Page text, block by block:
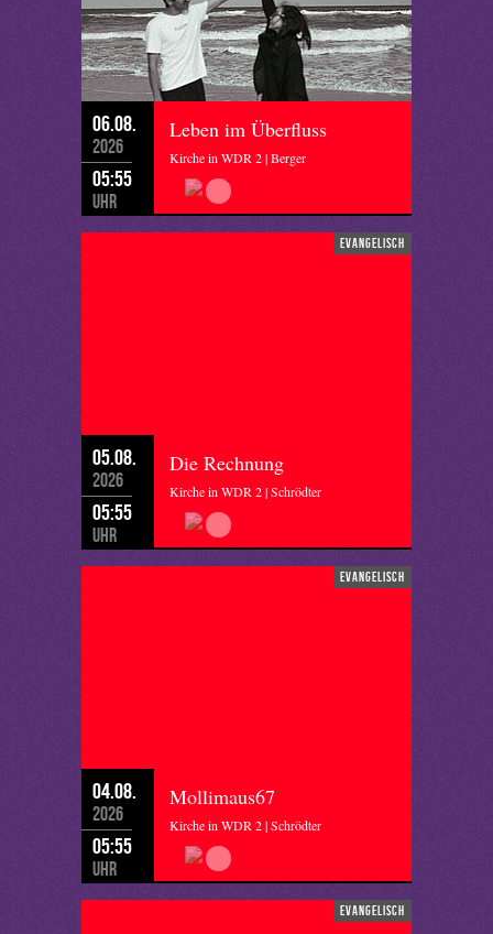
06.08.
2026
05:55
Uhr
Leben im Überfluss
Kirche in WDR 2 | Berger
evangelisch
05.08.
2026
05:55
Uhr
Die Rechnung
Kirche in WDR 2 | Schrödter
evangelisch
04.08.
2026
05:55
Uhr
Mollimaus67
Kirche in WDR 2 | Schrödter
evangelisch